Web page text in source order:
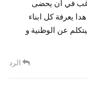
في ان يحضى
يعرفة كل ابناء
عن الوظنية و
الرد